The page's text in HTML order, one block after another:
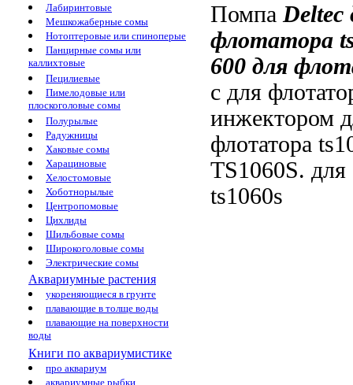
Лабиринтовые
Мешкожаберные сомы
Нотоптеровые или спиноперые
Панцирные сомы или
каллихтовые
Пецилиевые
Пимелодовые или
плоскоголовые сомы
Полурылые
Радужницы
Хаковые сомы
Харациновые
Хелостомовые
Хоботнорылые
Центропомовые
Цихлиды
Шильбовые сомы
Широкоголовые сомы
Электрические сомы
Аквариумные растения
укореняющиеся в грунте
плавающие в толще воды
плавающие на поверхности
воды
Книги по аквариумистике
про аквариум
аквариумные рыбки
Помпа Deltec
флотатора
600 для
с для
инжектором
флотатора
TS1060S. для
ts1060s